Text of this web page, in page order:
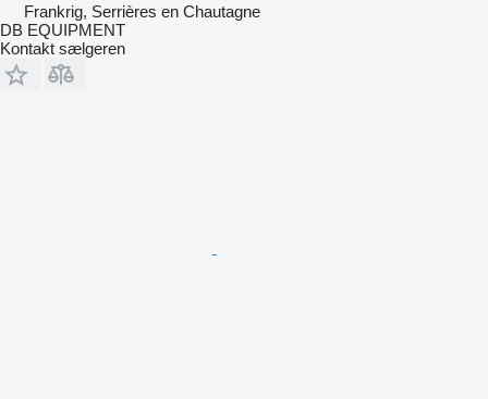
Frankrig, Serrières en Chautagne
DB EQUIPMENT
Kontakt sælgeren